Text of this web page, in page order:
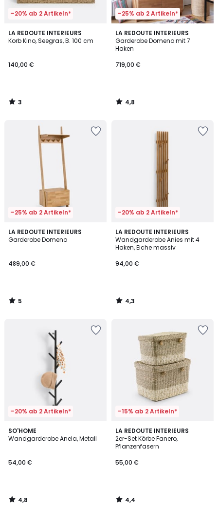
–20% ab 2 Artikeln*
LA REDOUTE INTERIEURS
Korb Kino, Seegras, B. 100 cm
140,00 €
3
/
3
/
–25% ab 2 Artikeln*
LA REDOUTE INTERIEURS
Garderobe Domeno mit 7
Haken
719,00 €
4,8
/ 5
4,8
/
–25% ab 2 Artikeln*
LA REDOUTE INTERIEURS
Garderobe Domeno
489,00 €
5
/
5
/
–20% ab 2 Artikeln*
LA REDOUTE INTERIEURS
Wandgarderobe Anies mit 4
Haken, Eiche massiv
94,00 €
4,3
/ 5
4,3
/
–20% ab 2 Artikeln*
SO'HOME
Wandgarderobe Anela, Metall
54,00 €
4,8
/ 5
4,8
/
–15% ab 2 Artikeln*
LA REDOUTE INTERIEURS
2er-Set Körbe Fanero,
Pflanzenfasern
55,00 €
4,4
/ 5
4,4
/